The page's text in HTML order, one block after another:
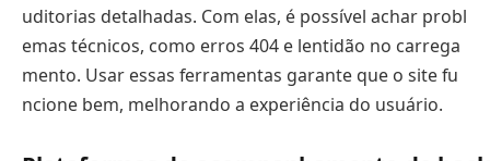
uditorias detalhadas. Com elas, é possível achar probl
emas técnicos, como erros 404 e lentidão no carrega
mento. Usar essas ferramentas garante que o site fu
ncione bem, melhorando a experiência do usuário.